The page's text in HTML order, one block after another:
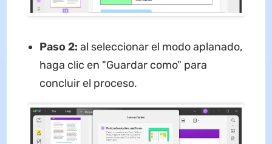
Paso 2: al seleccionar el modo aplanado,
haga clic en "Guardar como" para
concluir el proceso.